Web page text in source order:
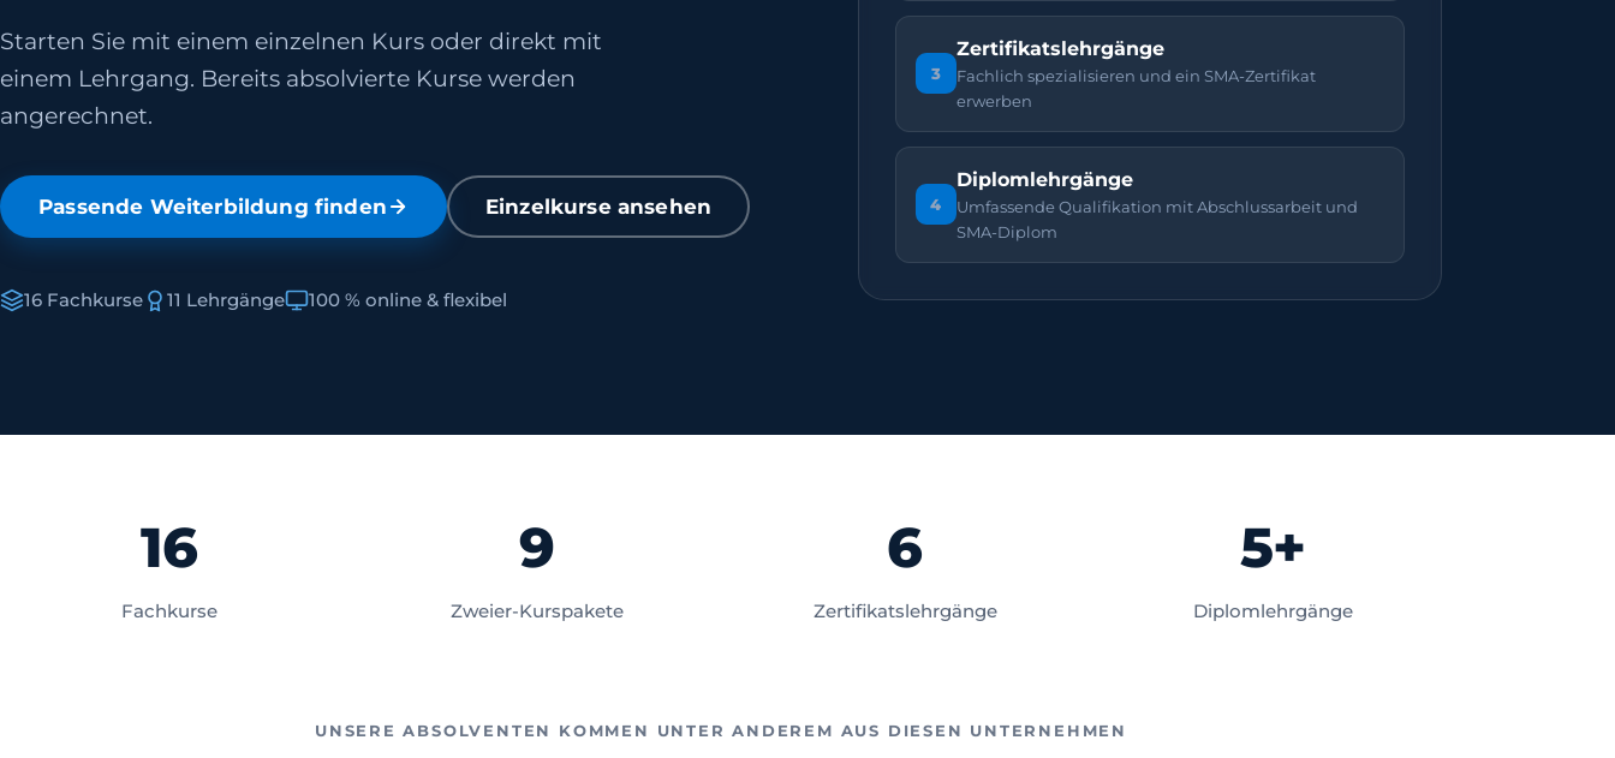
Starten Sie mit einem einzelnen Kurs oder direkt mit
einem Lehrgang. Bereits absolvierte Kurse werden
angerechnet.
Passende Weiterbildung finden Einzelkurse ansehen
16 Fachkurse 11 Lehrgänge 100 % online & flexibel
3
Zertifikatslehrgänge
Fachlich spezialisieren und ein SMA-Zertifikat
erwerben
4
Diplomlehrgänge
Umfassende Qualifikation mit Abschlussarbeit und
SMA-Diplom
16
Fachkurse
9
Zweier-Kurspakete
6
Zertifikatslehrgänge
5+
Diplomlehrgänge
UNSERE ABSOLVENTEN KOMMEN UNTER ANDEREM AUS DIESEN UNTERNEHMEN